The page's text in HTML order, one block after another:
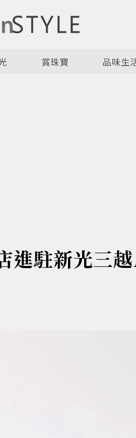
賞珠寶 品味生
駐新光三